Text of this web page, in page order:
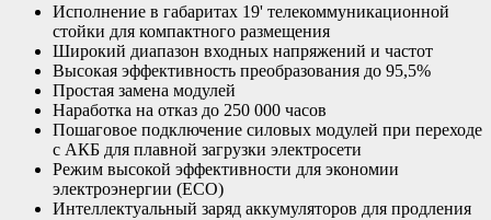
Исполнение в габаритах 19' телекоммуникационной
стойки для компактного размещения
Широкий диапазон входных напряжений и частот
Высокая эффективность преобразования до 95,5%
Простая замена модулей
Наработка на отказ до 250 000 часов
Пошаговое подключение силовых модулей при переходе
с АКБ для плавной загрузки электросети
Режим высокой эффективности для экономии
электроэнергии (ЕСО)
Интеллектуальный заряд аккумуляторов для продления